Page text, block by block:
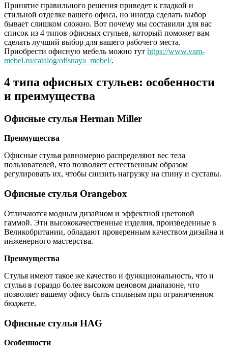
Принятие правильного решения приведет к гладкой и
стильной отделке вашего офиса, но иногда сделать выбор
бывает слишком сложно. Вот почему мы составили для вас
список из 4 типов офисных стульев, который поможет вам
сделать лучший выбор для вашего рабочего места.
Приобрести офисную мебель можно тут https://www.vam-
mebel.ru/catalog/ofisnaya_mebel/.
4 типа офисных стульев: особенности
и преимущества
Офисные стулья Herman Miller
Преимущества
Офисные стулья равномерно распределяют вес тела
пользователей, что позволяет естественным образом
регулировать их, чтобы снизить нагрузку на спину и суставы.
Офисные стулья Orangebox
Отличаются модным дизайном и эффектной цветовой
гаммой. Эти высококачественные изделия, произведенные в
Великобритании, обладают проверенным качеством дизайна и
инженерного мастерства.
Преимущества
Стулья имеют такое же качество и функциональность, что и
стулья в гораздо более высоком ценовом диапазоне, что
позволяет вашему офису быть стильным при ограниченном
бюджете.
Офисные стулья HAG
Особенности